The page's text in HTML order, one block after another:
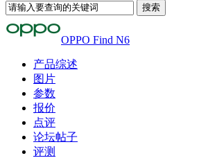
OPPO Find N6
产品综述
图片
参数
报价
点评
论坛帖子
评测